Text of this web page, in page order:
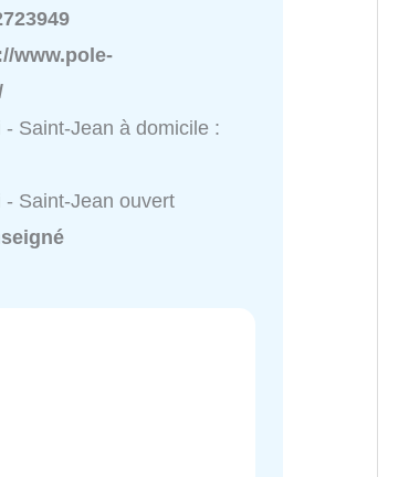
www.pole-
Saint-Jean à domicile :
Saint-Jean ouvert